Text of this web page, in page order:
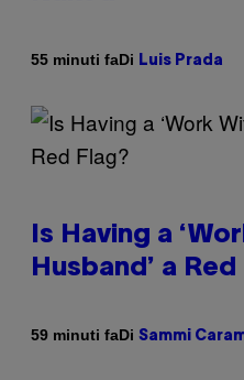
55 minuti faDi Luis Prada
Is Having a
Husband’ a Red
59 minuti faDi Sammi